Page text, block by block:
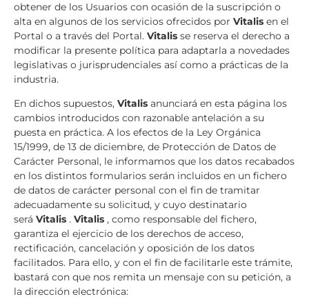
obtener de los Usuarios con ocasión de la suscripción o
alta en algunos de los servicios ofrecidos por Vitalis en el
Portal o a través del Portal. Vitalis se reserva el derecho a
modificar la presente política para adaptarla a novedades
legislativas o jurisprudenciales así como a prácticas de la
industria.
En dichos supuestos, Vitalis anunciará en esta página los
cambios introducidos con razonable antelación a su
puesta en práctica. A los efectos de la Ley Orgánica
15/1999, de 13 de diciembre, de Protección de Datos de
Carácter Personal, le informamos que los datos recabados
en los distintos formularios serán incluidos en un fichero
de datos de carácter personal con el fin de tramitar
adecuadamente su solicitud, y cuyo destinatario
será Vitalis . Vitalis , como responsable del fichero,
garantiza el ejercicio de los derechos de acceso,
rectificación, cancelación y oposición de los datos
facilitados. Para ello, y con el fin de facilitarle este trámite,
bastará con que nos remita un mensaje con su petición, a
la dirección electrónica: